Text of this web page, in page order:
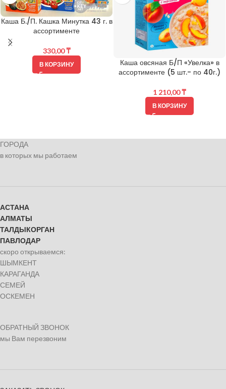
Каша Б./П. Кашка Минутка 43 г. в
ассортименте
330,00₸
В КОРЗИНУ
Каша овсяная Б/П «Увелка» в
ассортименте (5 шт.- по 40г.)
1 210,00₸
В КОРЗИНУ
ГОРОДА
в которых мы работаем
АСТАНА
АЛМАТЫ
ТАЛДЫКОРГАН
ПАВЛОДАР
скоро открываемся:
ШЫМКЕНТ
КАРАГАНДА
СЕМЕЙ
ОСКЕМЕН
ОБРАТНЫЙ ЗВОНОК
мы Вам перезвоним